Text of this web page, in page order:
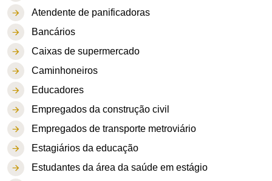
Atendente de panificadoras
Bancários
Caixas de supermercado
Caminhoneiros
Educadores
Empregados da construção civil
Empregados de transporte metroviário
Estagiários da educação
Estudantes da área da saúde em estágio